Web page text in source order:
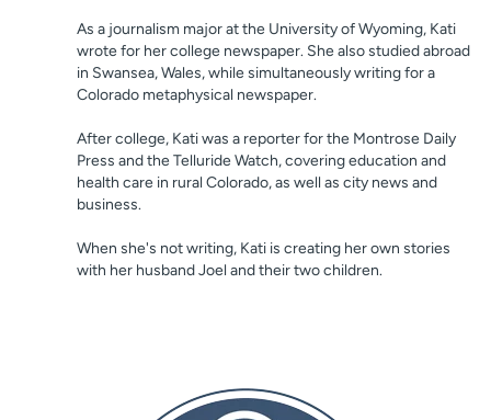
As a journalism major at the University of Wyoming, Kati
wrote for her college newspaper. She also studied abroad
in Swansea, Wales, while simultaneously writing for a
Colorado metaphysical newspaper.
After college, Kati was a reporter for the Montrose Daily
Press and the Telluride Watch, covering education and
health care in rural Colorado, as well as city news and
business.
When she's not writing, Kati is creating her own stories
with her husband Joel and their two children.